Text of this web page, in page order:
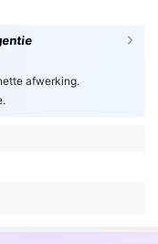
afwerking.